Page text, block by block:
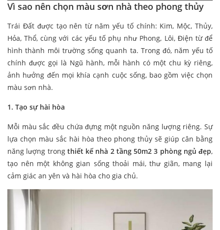
Vì sao nên chọn màu sơn nhà theo phong thủy
Trái Đất được tạo nên từ năm yếu tố chính: Kim, Mộc, Thủy,
Hỏa, Thổ, cùng với các yếu tố phụ như Phong, Lôi, Điện từ để
hình thành môi trường sống quanh ta. Trong đó, năm yếu tố
chính được gọi là Ngũ hành, mỗi hành có một chu kỳ riêng,
ảnh hưởng đến mọi khía cạnh cuộc sống, bao gồm việc chọn
màu sơn nhà.
1. Tạo sự hài hòa
Mỗi màu sắc đều chứa đựng một nguồn năng lượng riêng. Sự
lựa chọn màu sắc hài hòa theo phong thủy sẽ giúp cân bằng
năng lượng trong thiết kế nhà 2 tầng 50m2 3 phòng ngủ đẹp,
tạo nên một không gian sống thoải mái, thư giãn, mang lại
cảm giác an yên và hài hòa cho gia chủ.